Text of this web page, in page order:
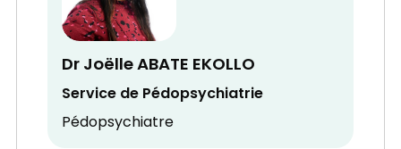
Dr Joëlle ABATE EKOLLO
Service de Pédopsychiatrie
Pédopsychiatre